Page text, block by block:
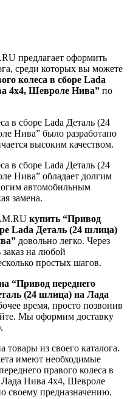
предлагает оформить
среди которых вы можете
колеса в сборе Lada
4x4, Шевроле Нива” по
в сборе Lada Деталь (24
Нива” было разработано
высоким качеством.
в сборе Lada Деталь (24
Нива” обладает долгим
автомобильным
замена.
купить “Привод
Lada Деталь (24 шлица)
довольно легко. Через
на любой
простых шагов.
“Привод переднего
(24 шлица) на Лада
время, просто позвонив
Мы оформим доставку
из своего каталога.
имеют необходимые
правого колеса в
Лада Нива 4x4, Шевроле
своему предназначению.